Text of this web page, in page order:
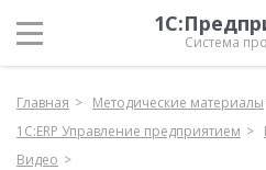
Система
Главная
Методические материалы
1С:ERP Управление предприятием
Видео